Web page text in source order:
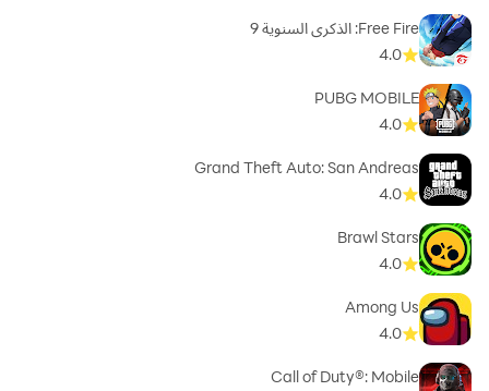
Free Fire: الذكرى السنوية 9
4.0
PUBG MOBILE
4.0
Grand Theft Auto: San Andreas
4.0
Brawl Stars
4.0
Among Us
4.0
Call of Duty®: Mobile